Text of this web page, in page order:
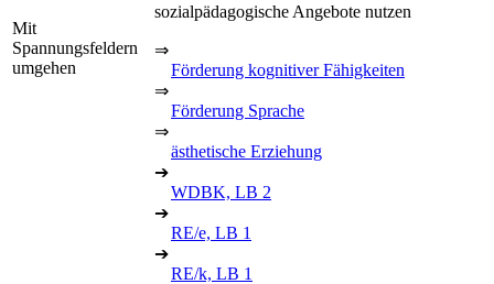
Mit
Spannungsfeldern
umgehen
sozialpädagogische Angebote nutzen
⇒
Förderung kognitiver Fähigkeiten
⇒
Förderung Sprache
⇒
ästhetische Erziehung
➔
WDBK, LB 2
➔
RE/e, LB 1
➔
RE/k, LB 1